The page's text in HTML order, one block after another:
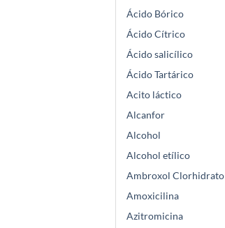
Ácido Bórico
Ácido Cítrico
Ácido salicílico
Ácido Tartárico
Acito láctico
Alcanfor
Alcohol
Alcohol etílico
Ambroxol Clorhidrato
Amoxicilina
Azitromicina